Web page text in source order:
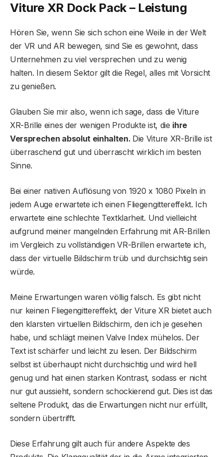
Viture XR Dock Pack – Leistung
Hören Sie, wenn Sie sich schon eine Weile in der Welt
der VR und AR bewegen, sind Sie es gewohnt, dass
Unternehmen zu viel versprechen und zu wenig
halten. In diesem Sektor gilt die Regel, alles mit Vorsicht
zu genießen.
Glauben Sie mir also, wenn ich sage, dass die Viture
XR-Brille eines der wenigen Produkte ist, die ihre
Versprechen absolut einhalten. Die Viture XR-Brille ist
überraschend gut und überrascht wirklich im besten
Sinne.
Bei einer nativen Auflösung von 1920 x 1080 Pixeln in
jedem Auge erwartete ich einen Fliegengittereffekt. Ich
erwartete eine schlechte Textklarheit. Und vielleicht
aufgrund meiner mangelnden Erfahrung mit AR-Brillen
im Vergleich zu vollständigen VR-Brillen erwartete ich,
dass der virtuelle Bildschirm trüb und durchsichtig sein
würde.
Meine Erwartungen waren völlig falsch. Es gibt nicht
nur keinen Fliegengittereffekt, der Viture XR bietet auch
den klarsten virtuellen Bildschirm, den ich je gesehen
habe, und schlägt meinen Valve Index mühelos. Der
Text ist schärfer und leicht zu lesen. Der Bildschirm
selbst ist überhaupt nicht durchsichtig und wird hell
genug und hat einen starken Kontrast, sodass er nicht
nur gut aussieht, sondern schockierend gut. Dies ist das
seltene Produkt, das die Erwartungen nicht nur erfüllt,
sondern übertrifft.
Diese Erfahrung gilt auch für andere Aspekte des